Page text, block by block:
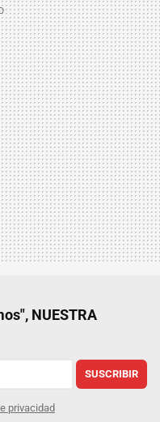
NUESTRA
SUSCRIBIR
privacidad